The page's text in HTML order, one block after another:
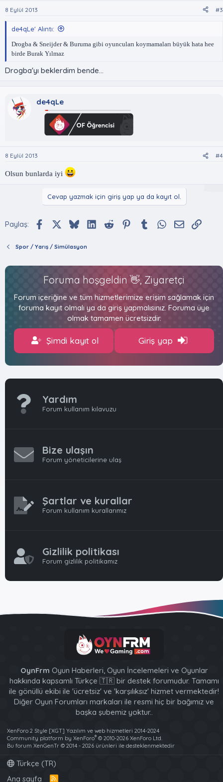
8 Eylül 2013 #3
de4qLe' Alıntı:
Drogba & Sneijder & Buruma gibi oyuncuları koymamaları büyük hata hee
birde Burak Yılmaz
Drogba'yı beklerdim bende...
de4qLe
8 Eylül 2013 #4
Olsun bunlarda iyi
Cevap yazmak için giriş yap ya da kayıt ol.
Paylaş: FacebookX (Twitter)
BlueskyLinkedIn
Reddit Pinterest
TumblrWhatsApp
E-posta
Spor / Yarış / Simülasyon
Foruma hoşgeldin 👋, Ziyaretçi
Forum içeriğine ve tüm hizmetlerimize erişim sağlamak için
foruma kayıt olmalı ya da giriş yapmalısınız. Foruma üye
olmak tamamen ücretsizdir.
Şimdi kayıt ol Giriş yap
Yardım
Forum kullanım kılavuzu
Bize ulaşın
Forum yöneticilerine ulaş
Şartlar ve kurallar
Forum kullanım kurallarımız
Gizlilik politikası
Forum gizlilik politikamız
OynFrm Oyun Haberleri, Oyun İncelemeleri ve Oyunlar
hakkında kapsamlı Türkçe 🇹🇷 bir destek forumudur. Tamamı
ile gönüllü ekibi ile 'ücretsiz' ve 'karşılıksız' hizmet vermektedir!
Diğer Oyun Forumları markaları ile resmi hiç bir bağımız ve
başka şubemiz yoktur..
XenForo 2 Style [XGT] Yazılım ve web hizmetleri 2014-2024
Community platform by XenForo® © 2010-2026 XenForo Ltd.
Bu forum XenGenTr © 2014 - 2026 ürünleri ile desteklenmektedir
Türkçe (TR)
Ana sayfa
R